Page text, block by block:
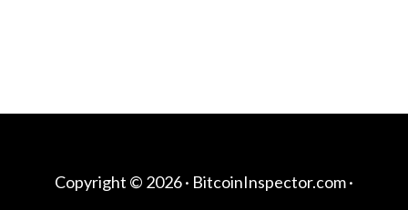
Copyright © 2026 · BitcoinInspector.com·